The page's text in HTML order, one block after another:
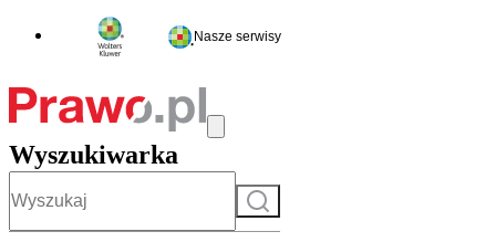
Nasze serwisy
Wyszukiwarka
Szukaj